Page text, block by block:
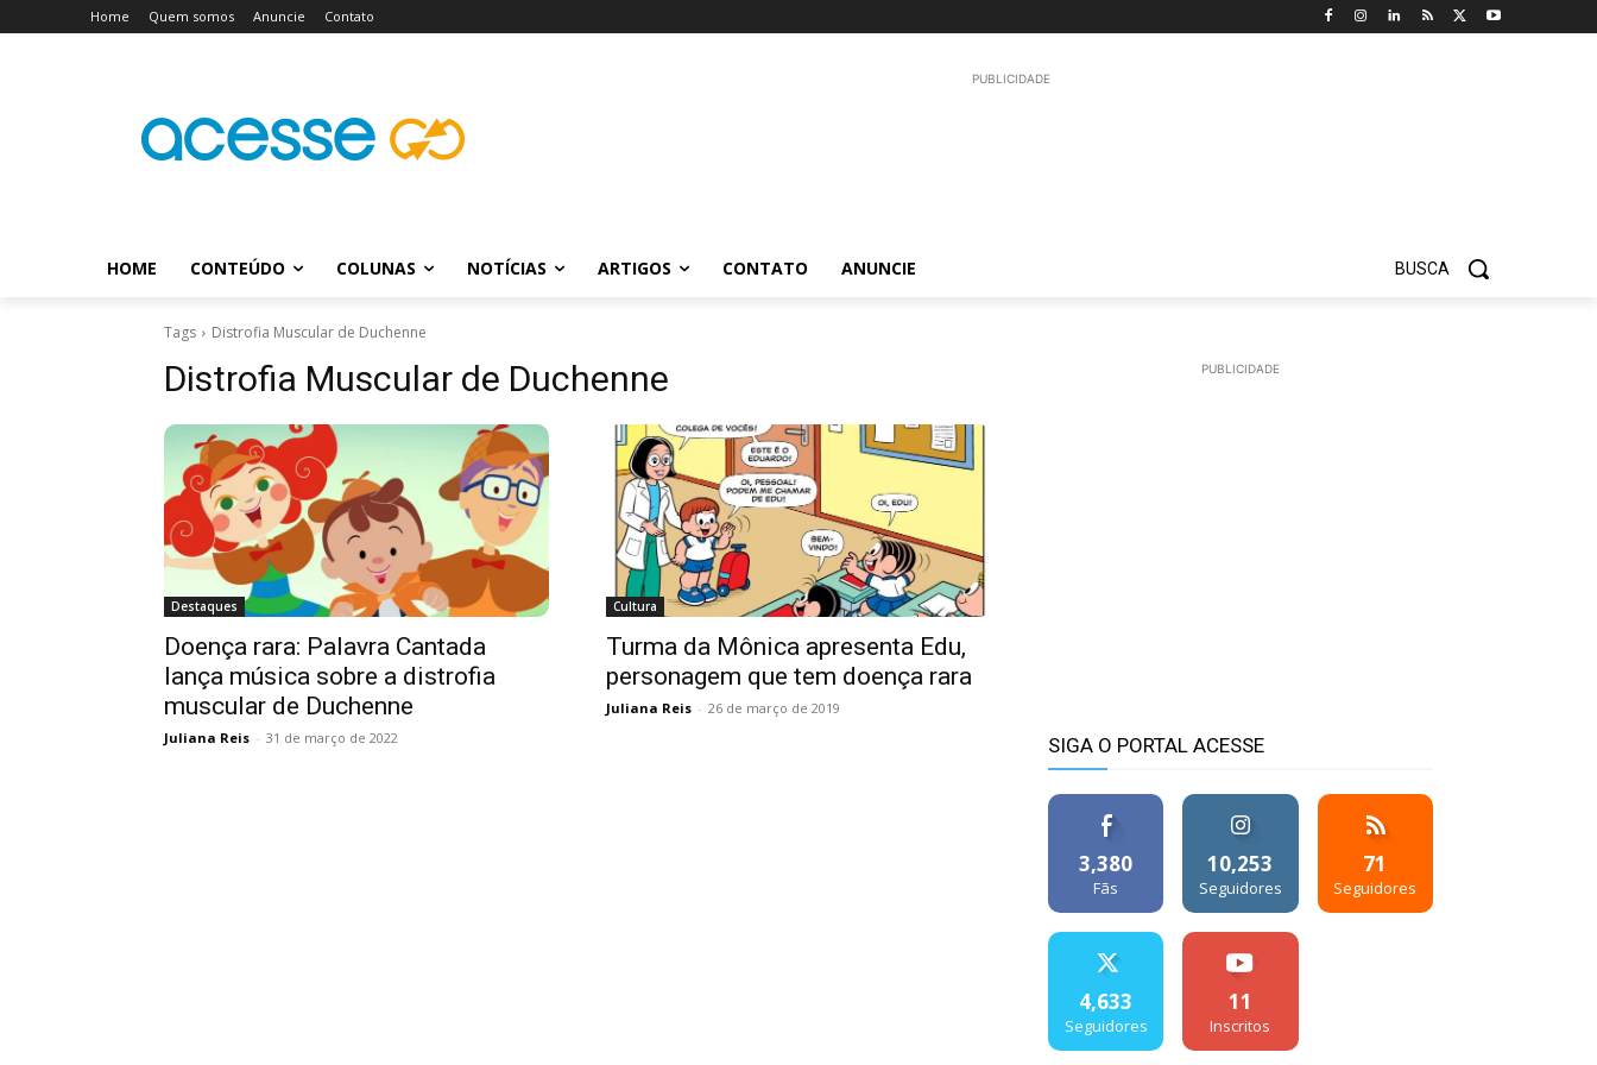
Home Quem somos Anuncie Contato
PUBLICIDADE
HOME CONTEÚDO COLUNAS NOTÍCIAS ARTIGOS CONTATO ANUNCIE BUSCA
Tags Distrofia Muscular de Duchenne
Distrofia Muscular de Duchenne
Destaques
Doença rara: Palavra Cantada
lança música sobre a distrofia
muscular de Duchenne
Juliana Reis - 31 de março de 2022
Cultura
Turma da Mônica apresenta Edu,
personagem que tem doença rara
Juliana Reis - 26 de março de 2019
PUBLICIDADE
SIGA O PORTAL ACESSE
3,380
Fãs
10,253
Seguidores
71
Seguidores
4,633
Seguidores
11
Inscritos